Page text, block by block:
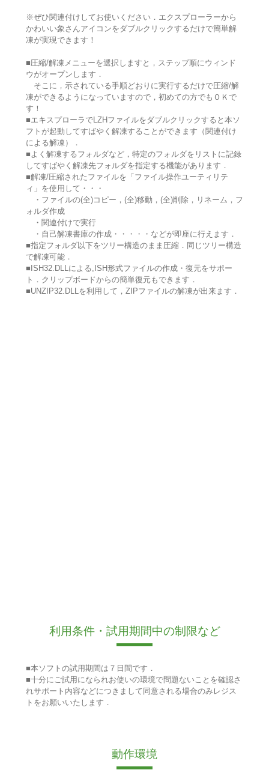
※ぜひ関連付けしてお使いください．エクスプローラーから
かわいい象さんアイコンをダブルクリックするだけで簡単解
凍が実現できます！
■圧縮/解凍メニューを選択しますと，ステップ順にウィンド
ウがオープンします．
そこに，示されている手順どおりに実行するだけで圧縮/解
凍ができるようになっていますので，初めての方でもＯＫで
す！
■エキスプローラでLZHファイルをダブルクリックすると本ソ
フトが起動してすばやく解凍することができます（関連付け
による解凍）．
■よく解凍するフォルダなど，特定のフォルダをリストに記録
してすばやく解凍先フォルダを指定する機能があります．
■解凍/圧縮されたファイルを「ファイル操作ユーティリテ
ィ」を使用して・・・
・ファイルの(全)コピー，(全)移動，(全)削除，リネーム，フ
ォルダ作成
・関連付けで実行
・自己解凍書庫の作成・・・・・などが即座に行えます．
■指定フォルダ以下をツリー構造のまま圧縮．同じツリー構造
で解凍可能．
■ISH32.DLLによる,ISH形式ファイルの作成・復元をサポー
ト．クリップボードからの簡単復元もできます．
■UNZIP32.DLLを利用して，ZIPファイルの解凍が出来ます．
利用条件・試用期間中の制限など
■本ソフトの試用期間は７日間です．
■十分にご試用になられお使いの環境で問題ないことを確認さ
れサポート内容などにつきまして同意される場合のみレジス
トをお願いいたします．
動作環境